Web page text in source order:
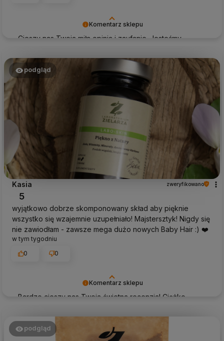
Komentarz sklepu
Cieszy nas Twoja miła opinia i zaufanie. Jesteśmy
pozdrowieniami, obsługa sklepu.
Komentarz sklepu
Bardzo cieszy nas Twoja świetna recenzja! Ciężko
jak Ty i jesteśmy zadowoleni, że nam się udało. Mamy
nadzieję, że do nas wrócisz :) Pozdrawiamy
podgląd
Kasia zweryfikowano
5
wyjątkowo dobrze skomponowany skład aby pięknie
wszystko się wzajemnie uzupełniało! Majstersztyk! Nigdy się
nie zawiodłam - zawsze mega dużo nowych Baby Hair :) ❤️
w tym tygodniu
0
0
podgląd